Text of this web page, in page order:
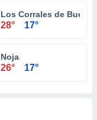
Los Corrales de Buelna
28° 17°
Noja
26° 17°